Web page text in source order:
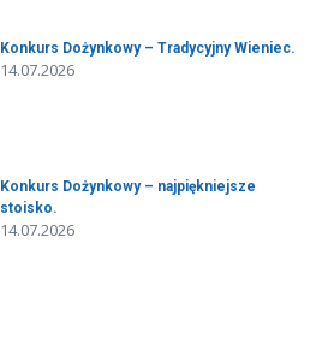
Konkurs Dożynkowy – Tradycyjny Wieniec.
14.07.2026
Konkurs Dożynkowy – najpiękniejsze
stoisko.
14.07.2026